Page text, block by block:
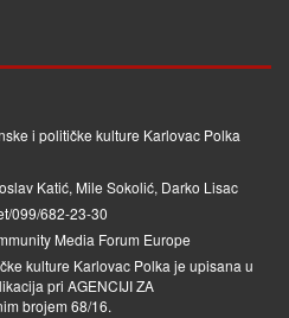
i političke kulture Karlovac Polka
Katić, Mile Sokolić, Darko Lisac
099/682-23-30
Media Forum Europe
kulture Karlovac Polka je upisana u
pri AGENCIJI ZA
brojem 68/16.